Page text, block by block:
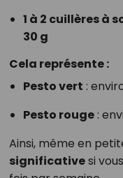
1 à 2 cuillères à
30 g
Cela représente :
Pesto vert :
Pesto rouge:
Ainsi, même en
significativesi